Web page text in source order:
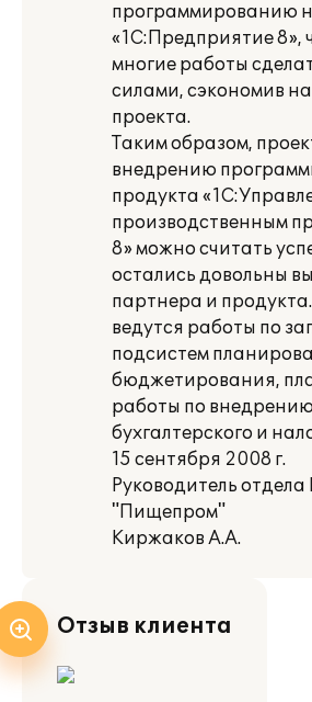
программированию
«1С:Предприятие 8»,
многие работы
силами, сэкономив
проекта.
Таким образом,
внедрению
продукта
производственным
8» можно считать
остались довольны
партнера и
ведутся работы по
подсистем
бюджетирования,
работы по
бухгалтерского и
15 сентября 2008 г.
Руководитель
"Пищепром"
Киржаков А.А.
Отзыв клиента